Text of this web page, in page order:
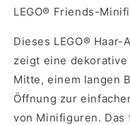
LEGO® Friends-
Dieses LEGO®
zeigt eine
Mitte, einem langen
Öffnung zur
von Minifiguren.